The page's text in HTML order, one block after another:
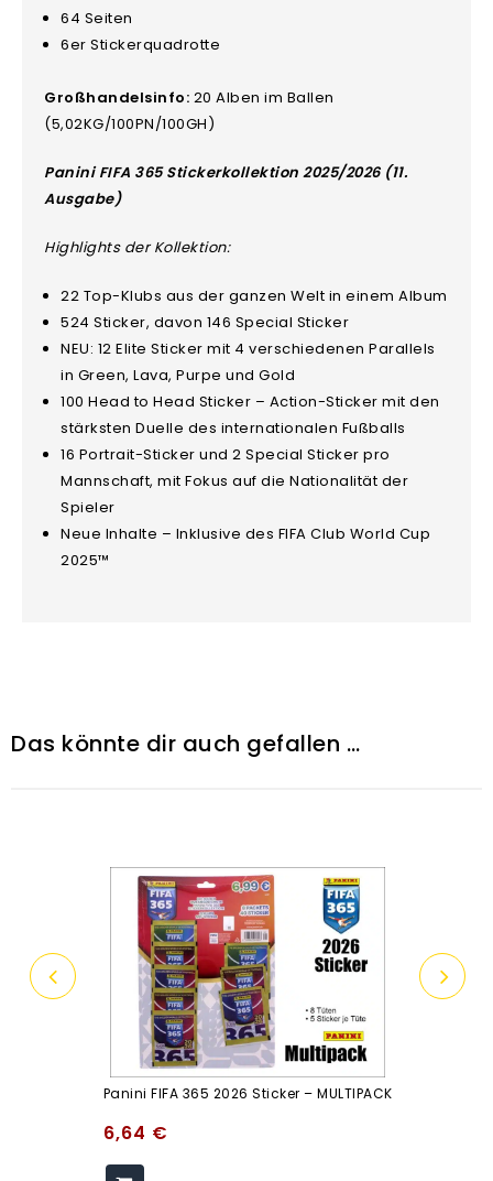
64 Seiten
6er Stickerquadrotte
Großhandelsinfo: 20 Alben im Ballen
(5,02KG/100PN/100GH)
Panini FIFA 365 Stickerkollektion 2025/2026 (11.
Ausgabe)
Highlights der Kollektion:
22 Top-Klubs aus der ganzen Welt in einem Album
524 Sticker, davon 146 Special Sticker
NEU: 12 Elite Sticker mit 4 verschiedenen Parallels
in Green, Lava, Purpe und Gold
100 Head to Head Sticker – Action-Sticker mit den
stärksten Duelle des internationalen Fußballs
16 Portrait-Sticker und 2 Special Sticker pro
Mannschaft, mit Fokus auf die Nationalität der
Spieler
Neue Inhalte – Inklusive des FIFA Club World Cup
2025™
Das könnte dir auch gefallen …
Panini FIFA 365 2026 Sticker – MULTIPACK
6,64 €